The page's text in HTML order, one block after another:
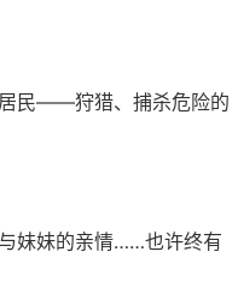
居民——狩猎、捕杀危险的
妹妹的亲情……也许终有